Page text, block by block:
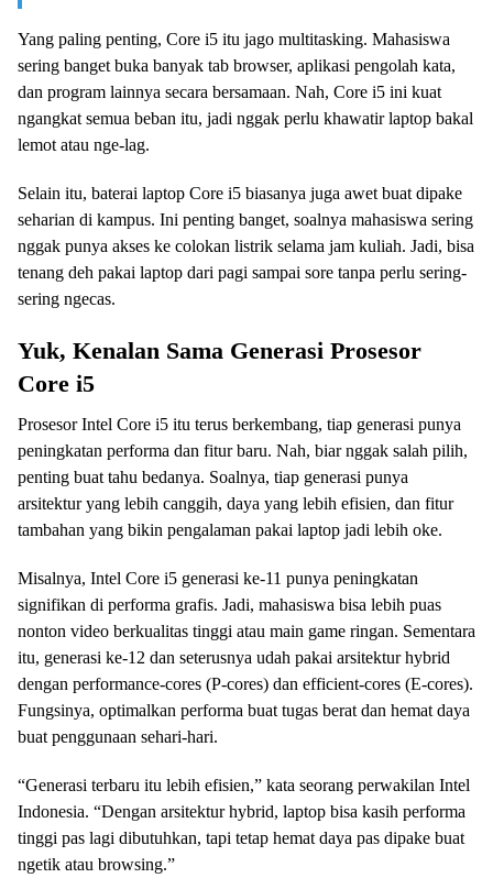
Yang paling penting, Core i5 itu jago multitasking. Mahasiswa
sering banget buka banyak tab browser, aplikasi pengolah kata,
dan program lainnya secara bersamaan. Nah, Core i5 ini kuat
ngangkat semua beban itu, jadi nggak perlu khawatir laptop bakal
lemot atau nge-lag.
Selain itu, baterai laptop Core i5 biasanya juga awet buat dipake
seharian di kampus. Ini penting banget, soalnya mahasiswa sering
nggak punya akses ke colokan listrik selama jam kuliah. Jadi, bisa
tenang deh pakai laptop dari pagi sampai sore tanpa perlu sering-
sering ngecas.
Yuk, Kenalan Sama Generasi Prosesor
Core i5
Prosesor Intel Core i5 itu terus berkembang, tiap generasi punya
peningkatan performa dan fitur baru. Nah, biar nggak salah pilih,
penting buat tahu bedanya. Soalnya, tiap generasi punya
arsitektur yang lebih canggih, daya yang lebih efisien, dan fitur
tambahan yang bikin pengalaman pakai laptop jadi lebih oke.
Misalnya, Intel Core i5 generasi ke-11 punya peningkatan
signifikan di performa grafis. Jadi, mahasiswa bisa lebih puas
nonton video berkualitas tinggi atau main game ringan. Sementara
itu, generasi ke-12 dan seterusnya udah pakai arsitektur hybrid
dengan performance-cores (P-cores) dan efficient-cores (E-cores).
Fungsinya, optimalkan performa buat tugas berat dan hemat daya
buat penggunaan sehari-hari.
“Generasi terbaru itu lebih efisien,” kata seorang perwakilan Intel
Indonesia. “Dengan arsitektur hybrid, laptop bisa kasih performa
tinggi pas lagi dibutuhkan, tapi tetap hemat daya pas dipake buat
ngetik atau browsing.”